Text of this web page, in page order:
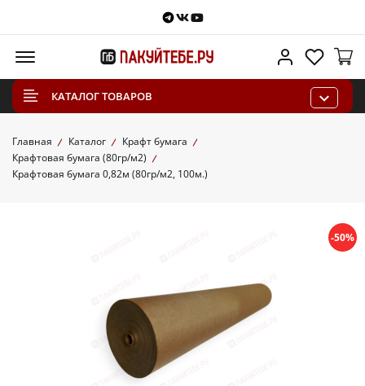
Telegram
VKontakte
Youtube
Личный
КАТАЛОГ ТОВАРОВ
Главная Каталог
Крафт бумага
Крафтовая бумага (80гр/м2)
Крафтовая бумага 0,82м (80гр/м2, 100м.)
-50%